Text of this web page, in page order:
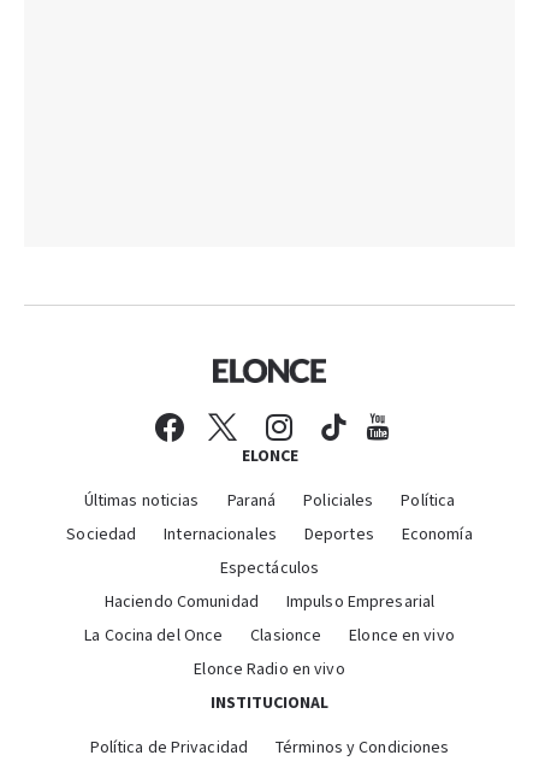
ELONCE
Últimas noticias Paraná Policiales
Política
Sociedad
Internacionales Deportes
Economía
Espectáculos
Haciendo Comunidad
Impulso Empresarial
La Cocina del Once
Clasionce
Elonce en vivo
Elonce Radio en vivo
INSTITUCIONAL
Política de Privacidad Términos y Condiciones